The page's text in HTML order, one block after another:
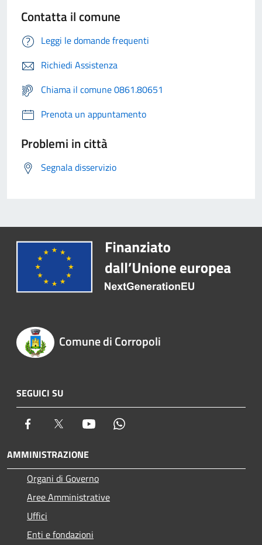
Contatta il comune
Leggi le domande frequenti
Richiedi Assistenza
Chiama il comune 0861.80651
Prenota un appuntamento
Problemi in città
Segnala disservizio
Comune di Corropoli
SEGUICI SU
Facebook Twitter Youtube
AMMINISTRAZIONE
Organi di Governo
Aree Amministrative
Uffici
Enti e fondazioni